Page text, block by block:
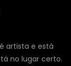
artista e está
no lugar certo.